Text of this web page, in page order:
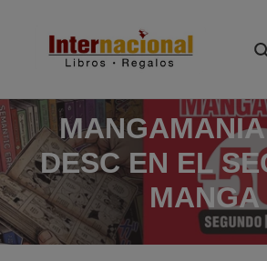
C
o
l
e
DESC EN EL
MANGA